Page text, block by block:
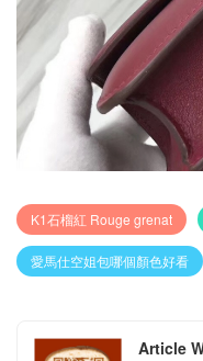
K1石榴紅 Rouge grenat
愛馬仕空姐包哪個顏色好看
Article